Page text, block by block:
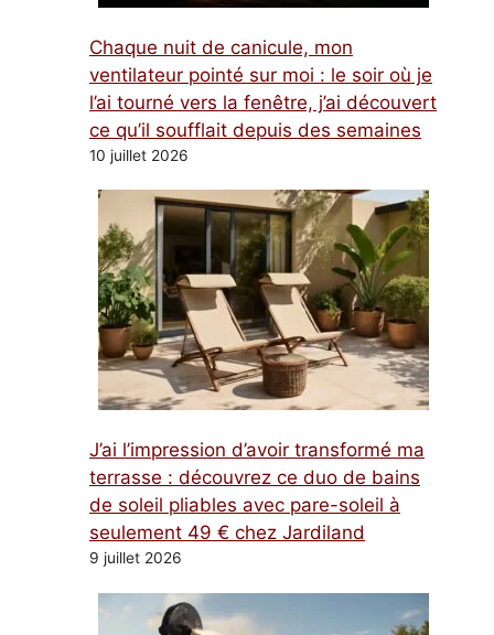
Chaque nuit de canicule, mon
ventilateur pointé sur moi : le soir où je
l’ai tourné vers la fenêtre, j’ai découvert
ce qu’il soufflait depuis des semaines
10 juillet 2026
J’ai l’impression d’avoir transformé ma
terrasse : découvrez ce duo de bains
de soleil pliables avec pare-soleil à
seulement 49 € chez Jardiland
9 juillet 2026